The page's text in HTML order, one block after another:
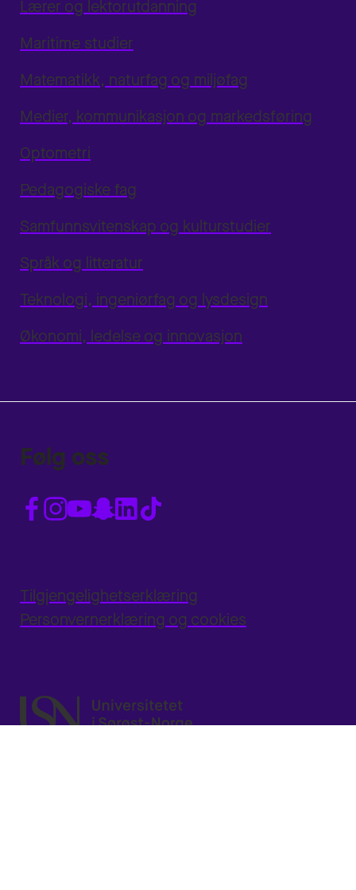
Lærer og lektorutdanning
Maritime studier
Matematikk, naturfag og miljøfag
Medier, kommunikasjon og markedsføring
Optometri
Pedagogiske fag
Samfunnsvitenskap og kulturstudier
Språk og litteratur
Teknologi, ingeniørfag og lysdesign
Økonomi, ledelse og innovasjon
Følg oss
Tilgjengelighetserklæring
Personvernerklæring og cookies